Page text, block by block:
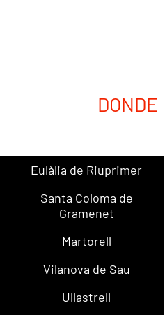
DONDE
Eulàlia de Riuprimer
Santa Coloma de
Gramenet
Martorell
Vilanova de Sau
Ullastrell